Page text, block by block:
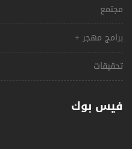
مجتمع
برامج مهجر +
تحقيقات
فيس بوك